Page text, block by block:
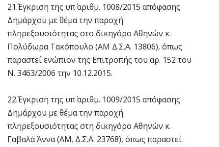
21.Έγκριση της υπ΄ αριθμ. 1008/2015 απόφασης
Δημάρχου με θέμα την παροχή
πληρεξουσιότητας στο δικηγόρο Αθηνών κ.
Πολύδωρα Τακόπουλο (ΑΜ Δ.Σ.Α. 13806), όπως
παραστεί ενώπιον της Επιτροπής του αρ. 152 του
Ν. 3463/2006 την 10.12.2015.
22.Έγκριση της υπ΄ αριθμ. 1009/2015 απόφασης
Δημάρχου με θέμα την παροχή
πληρεξουσιότητας στη δικηγόρο Αθηνών κ.
Γαβαλά Άννα (ΑΜ. Δ.Σ.Α. 23768), όπως παραστεί